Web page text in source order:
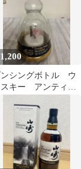
1,200
ンシングボトル ウ
スキー アンティー